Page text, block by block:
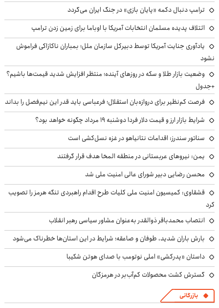
ترامپ دنبال دکمه «پایان بازی» در جنگ ایران می‌گردد
ائتلاف پدیده مسلمان انتخابات آمریکا با اوباما برای زمین زدن ترامپ
یادآوری جنایت آمریکا توسط دبیرکل سازمان ملل؛ بمباران ناکازاکی فراموش
نشود
وضعیت بازار طلا و سکه در روزهای آینده؛ منتظر افزایش شدید قیمت‌ها باشیم؟
+جدول
فرصت کم‌نظیر برای دروازه‌بان استقلال؛ فرعباسی باید قدر این نیم‌فصل را بداند
شرایط بازار ارز و قیمت دلار فردا دوشنبه ۱۹ مرداد چگونه خواهد بود؟
سناتور سندرز: اقدامات نتانیاهو در غزه نسل‌کشی است
یمن: نیروهای عربستانی در منطقه المخا هدف قرار گرفتند
محسن رضایی دبیر شورای عالی امنیت ملی شد
قشقاوی: کمیسیون امنیت ملی کلیات طرح اقدام راهبردی تنگه هرمز را تصویب
کرد
انتصاب محمدباقر ذوالقدر به‌عنوان مشاور سیاسی رهبر انقلاب
بارش باران شدید، طوفان و صاعقه؛ شرایط در این استان‌ها خطرناک می‌شود
داستان «پدرکشی» املی نوتومب با صدای هوتن شکیبا
گسترش کشت محصولات کم‌آب‌بر در هرمزگان
بازرگانی